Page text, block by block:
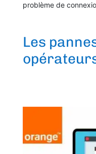
problème de
Les